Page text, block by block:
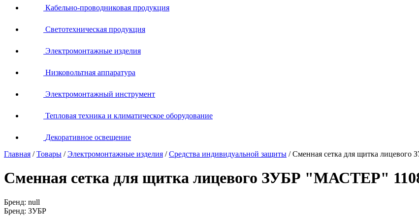
Кабельно-проводниковая продукция
Светотехническая продукция
Электромонтажные изделия
Низковольтная аппаратура
Электромонтажный инструмент
Тепловая техника и климатическое оборудование
Декоративное освещение
Главная /Товары /Электромонтажные изделия /Средства индивидуальной защиты /Сменная сетка для щитка
Сменная сетка для щитка лицевого ЗУБР "МАСТЕР"
Бренд: null
Бренд: ЗУБР